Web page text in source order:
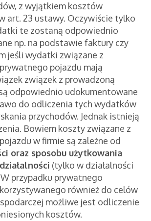
z wyjątkiem kosztów
art. 23 ustawy. Oczywiście tylko
te zostaną odpowiednio
np. na podstawie faktury czy
jeśli wydatki związane z
pojazdu mają
związek z prowadzoną
odpowiednio udokumentowane
do odliczenia tych wydatków
przychodów. Jednak istnieją
Bowiem koszty związane z
w firmie są zależne od
oraz sposobu użytkowania
(tylko w działalności
przypadku prywatnego
również do celów
możliwe jest odliczenie
kosztów.